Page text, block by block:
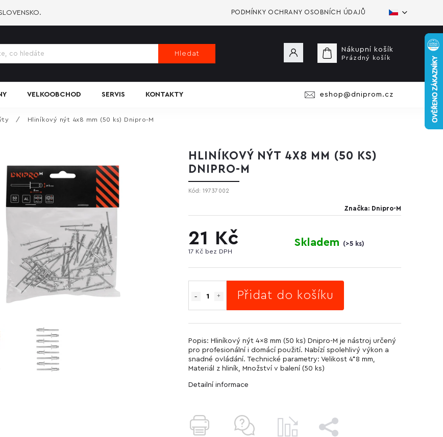
PODMÍNKY OCHRANY OSOBNÍCH ÚDAJŮ
Hledat
Nákupní košík
Prázdný košík
VELKOOBCHOD SERVIS KONTAKTY eshop@dniprom.cz
/ Hliníkový nýt 4x8 mm (50 ks) Dnipro-M
HLINÍKOVÝ NÝT 4X8 MM (50 KS)
DNIPRO-M
Kód: 19737002
Značka: Dnipro-M
21 Kč
17 Kč bez DPH
Skladem (>5 ks)
Přidat do košíku
Popis: Hliníkový nýt 4x8 mm (50 ks) Dnipro-M je nástroj určený
pro profesionální i domácí použití. Nabízí spolehlivý výkon a
snadné ovládání. Technické parametry: Velikost 4*8 mm,
Materiál z hliník, Množství v balení (50 ks)
Detailní informace